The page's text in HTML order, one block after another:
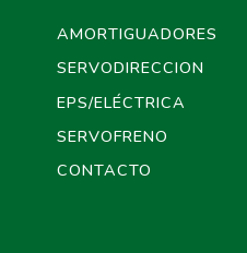
AMORTIGUADORES
SERVODIRECCION
EPS/ELÉCTRICA
SERVOFRENO
CONTACTO